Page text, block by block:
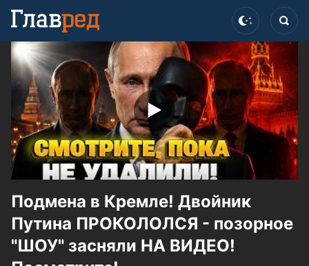
Подмена в Кремле! Двойник
Путина ПРОКОЛОЛСЯ - позорное
"ШОУ" засняли НА ВИДЕО!